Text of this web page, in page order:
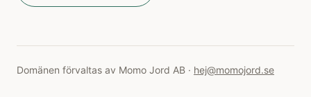
Domänen förvaltas av Momo Jord AB · hej@momojord.se